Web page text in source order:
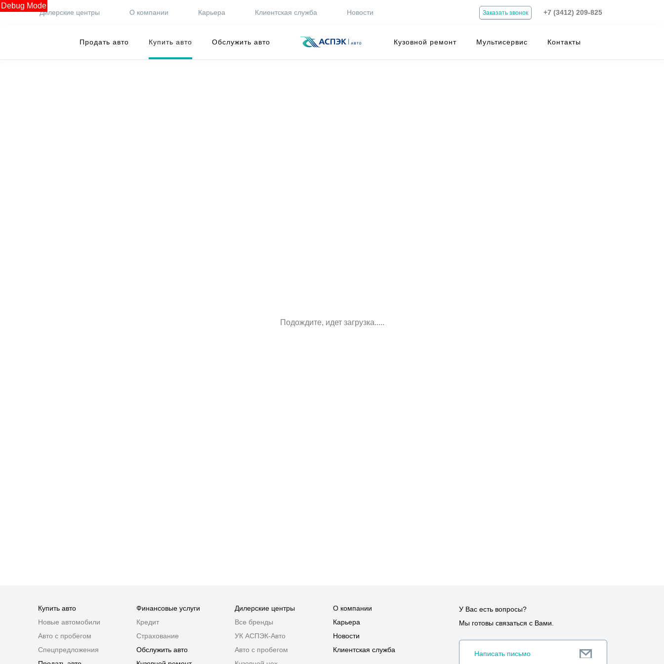
Debug Mode
Заказать звонок +7 (3412) 209-825
Дилерские центры О компании Карьера Клиентская служба Новости
Продать авто Купить авто Обслужить авто Кузовной ремонт Мультисервис Контакты
Подождите, идет загрузка.....
Купить авто
Новые автомобили
Авто с пробегом
Спецпредложения
Финансовые услуги
Кредит
Страхование
Обслужить авто
Дилерские центры
Все бренды
УК АСПЭК-Авто
Авто с пробегом
О компании
Карьера
Новости
Клиентская служба
У Вас есть вопросы?
Мы готовы связаться с Вами.
Написать письмо